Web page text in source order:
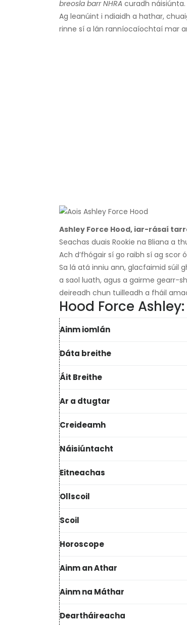
breosla barr NHRA curadh náisiúnta.
Ag leanúint i ndiaidh a hathar,
rinne sí a lán ranníocaíochtaí mar
Ashley Force Hood, iar-rásaí
Seachas duais Rookie na Bliana a
Ach d’fhógair sí go raibh sí ag scor
Sa lá atá inniu ann, glacfaimid súil
a saol luath, agus a gairme gearr-
deireadh chun tuilleadh a fháil
Hood Force
Ainm iomlán
Dáta breithe
Áit Breithe
Ar a dtugtar
Creideamh
Náisiúntacht
Eitneachas
Ollscoil
Scoil
Horoscope
Ainm an Athar
Ainm na Máthar
Deartháireacha